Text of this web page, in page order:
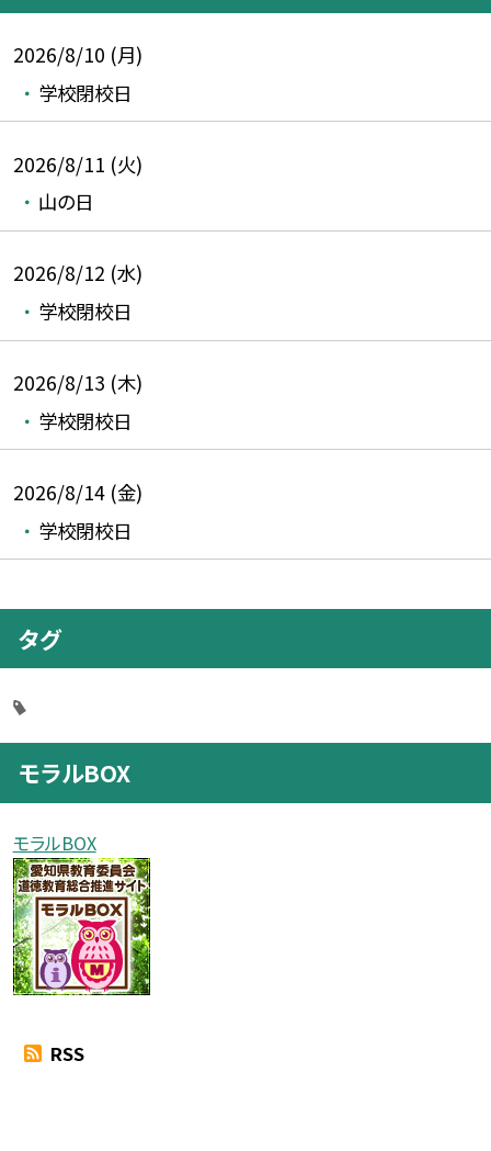
2026/8/10 (月)
学校閉校日
2026/8/11 (火)
山の日
2026/8/12 (水)
学校閉校日
2026/8/13 (木)
学校閉校日
2026/8/14 (金)
学校閉校日
タグ
モラルBOX
モラルBOX
RSS